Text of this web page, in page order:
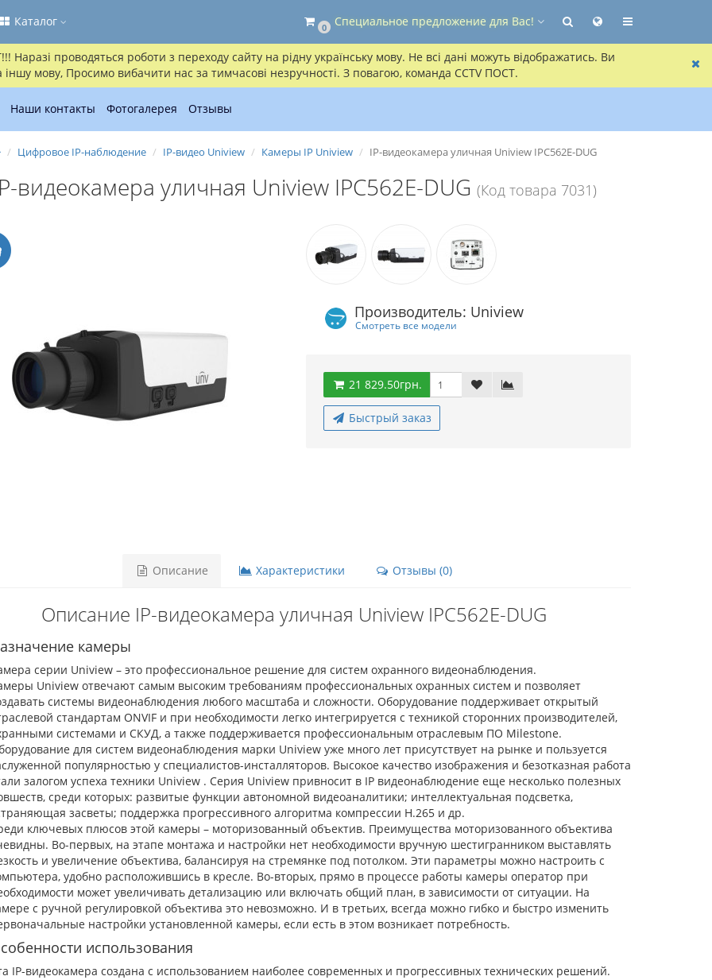
проводяться роботи з переходу сайту на рідну українську мову. Не всі дані можуть відображатись. Ви
мову, Просимо вибачити нас за тимчасові незручності. З повагою, команда CCTV ПОСТ.
Каталог 0 Специальное предложение для Вас!
Наши контакты Фотогалерея Отзывы
Цифровое IP-наблюдение IP-видео Uniview Камеры IP Uniview IP-видеокамера уличная Uniview IPC562E-DUG
видеокамера уличная Uniview IPC562E-DUG (Код товара 7031)
Производитель: Uniview
Смотреть все модели
21 829.50грн.
Быстрый заказ
Описание Характеристики Отзывы (0)
Описание IP-видеокамера уличная Uniview IPC562E-DUG
камеры
серии Uniview – это профессиональное решение для систем охранного видеонаблюдения.
Uniview отвечают самым высоким требованиям профессиональных охранных систем и позволяет
системы видеонаблюдения любого масштаба и сложности. Оборудование поддерживает открытый
стандартам ONVIF и при необходимости легко интегрируется с техникой сторонних производителей,
системами и СКУД, а также поддерживается профессиональным отраслевым ПО Milеstone.
для систем видеонаблюдения марки Uniview уже много лет присутствует на рынке и пользуется
популярностью у специалистов-инсталляторов. Высокое качество изображения и безотказная работа
залогом успеха техники Uniview . Серия Uniview привносит в IP видеонаблюдение еще несколько полезных
среди которых: развитые функции автономной видеоаналитики; интеллектуальная подсветка,
засветы; поддержка прогрессивного алгоритма компрессии Н.265 и др.
ключевых плюсов этой камеры – моторизованный объектив. Преимущества моторизованного объектива
Во-первых, на этапе монтажа и настройки нет необходимости вручную шестигранником выставлять
и увеличение объектива, балансируя на стремянке под потолком. Эти параметры можно настроить с
удобно расположившись в кресле. Во-вторых, прямо в процессе работы камеры оператор при
может увеличивать детализацию или включать общий план, в зависимости от ситуации. На
с ручной регулировкой объектива это невозможно. И в третьих, всегда можно гибко и быстро изменить
настройки установленной камеры, если есть в этом возникает потребность.
использования
IP-видеокамера создана с использованием наиболее современных и прогрессивных технических решений.